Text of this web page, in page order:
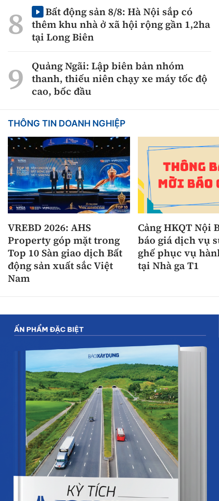
Bất động sản 8/8: Hà Nội sắp có
thêm khu nhà ở xã hội rộng gần 1,2ha
tại Long Biên
Quảng Ngãi: Lập biên bản nhóm
thanh, thiếu niên chạy xe máy tốc độ
cao, bốc đầu
THÔNG TIN DOANH NGHIỆP
VREBD 2026: AHS
Property góp mặt trong
Top 10 Sàn giao dịch Bất
động sản xuất sắc Việt
Nam
Cảng HKQT Nội
báo giá dịch vụ
ghế phục vụ
tại Nhà ga T1